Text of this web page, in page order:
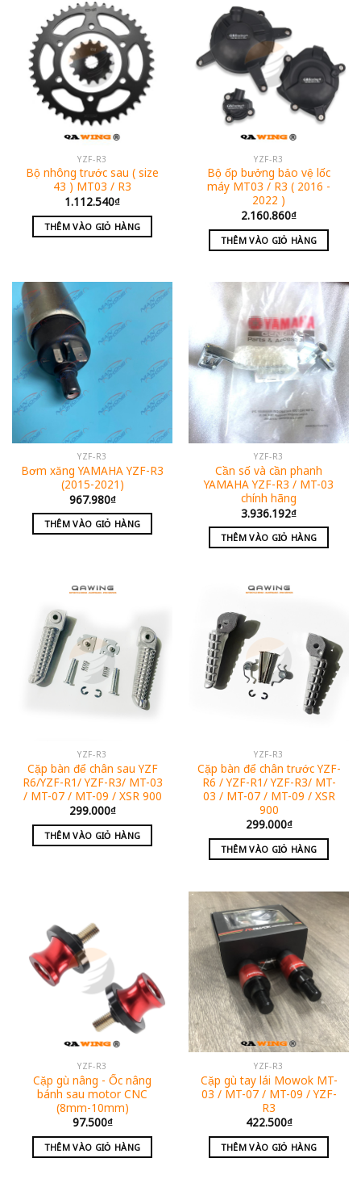
YZF-R3
Bộ nhông trước sau ( size
43 ) MT03 / R3
1.112.540₫
THÊM VÀO GIỎ HÀNG
YZF-R3
Bộ ốp bưởng bảo vệ lốc
máy MT03 / R3 ( 2016 -
2022 )
2.160.860₫
THÊM VÀO GIỎ HÀNG
YZF-R3
Bơm xăng YAMAHA YZF-R3
(2015-2021)
967.980₫
THÊM VÀO GIỎ HÀNG
YZF-R3
Cần số và cần phanh
YAMAHA YZF-R3 / MT-03
chính hãng
3.936.192₫
THÊM VÀO GIỎ HÀNG
YZF-R3
Cặp bàn để chân sau YZF
R6/YZF-R1/ YZF-R3/ MT-03
/ MT-07 / MT-09 / XSR 900
299.000₫
THÊM VÀO GIỎ HÀNG
YZF-R3
Cặp bàn để chân trước YZF-
R6 / YZF-R1/ YZF-R3/ MT-
03 / MT-07 / MT-09 / XSR
900
299.000₫
THÊM VÀO GIỎ HÀNG
YZF-R3
Cặp gù nâng - Ốc nâng
bánh sau motor CNC
(8mm-10mm)
97.500₫
THÊM VÀO GIỎ HÀNG
YZF-R3
Cặp gù tay lái Mowok MT-
03 / MT-07 / MT-09 / YZF-
R3
422.500₫
THÊM VÀO GIỎ HÀNG